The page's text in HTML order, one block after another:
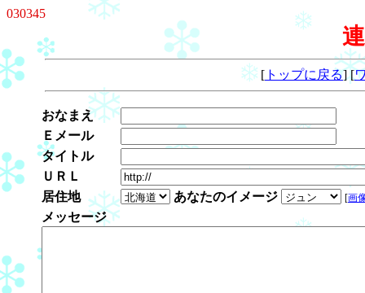
030345
[ トップに戻る] [
おなまえ
Ｅメール
タイトル
ＵＲＬ
居住地
あなたのイメージ [画
メッセージ